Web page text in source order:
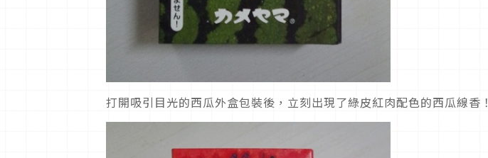
打開吸引目光的西瓜外盒包裝後，立刻出現了綠皮紅肉配色的西瓜線香！